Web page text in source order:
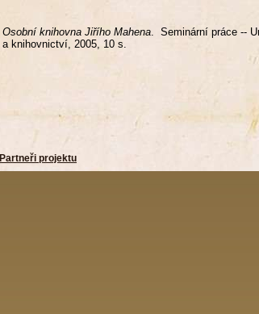
Osobní knihovna Jiřího Mahena . Seminární práce --
knihovnictví, 2005, 10 s.
Partneři projektu